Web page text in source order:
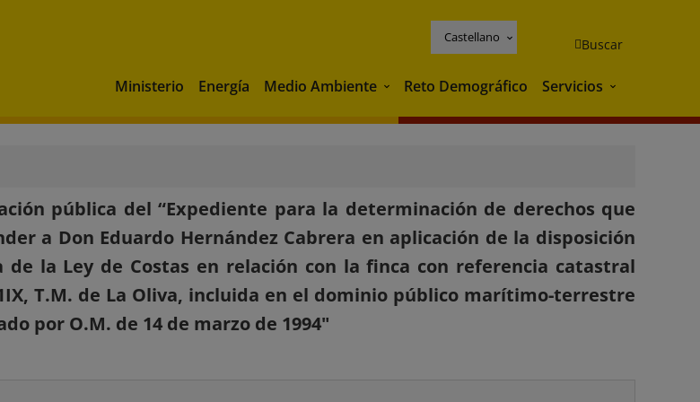
Castellano Buscar
Ministerio Energía Medio Ambiente Medio Ambiente
Reto Demográfico Servicios Servicios
pública del “Expediente para la determinación de derechos que
a Don Eduardo Hernández Cabrera en aplicación de la disposición
la Ley de Costas en relación con la finca con referencia catastral
T.M. de La Oliva, incluida en el dominio público marítimo-terrestre
por O.M. de 14 de marzo de 1994"